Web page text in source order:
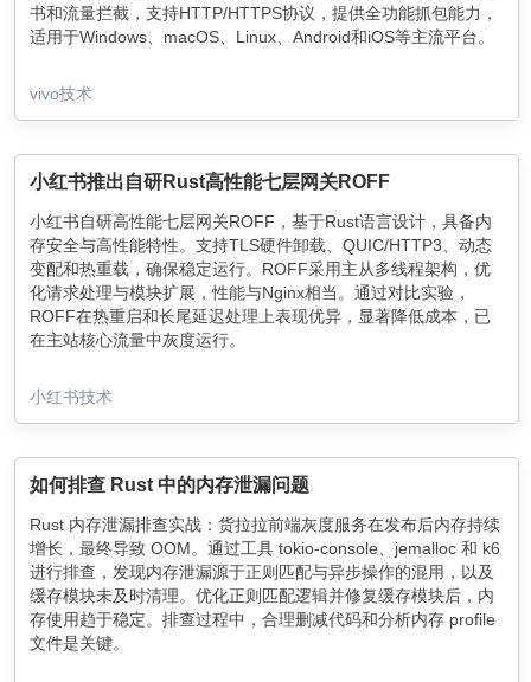
书和流量拦截，支持HTTP/HTTPS协议，提供全功能抓包能力，
适用于Windows、macOS、Linux、Android和iOS等主流平台。
vivo技术
小红书推出自研Rust高性能七层网关ROFF
小红书自研高性能七层网关ROFF，基于Rust语言设计，具备内
存安全与高性能特性。支持TLS硬件卸载、QUIC/HTTP3、动态
变配和热重载，确保稳定运行。ROFF采用主从多线程架构，优
化请求处理与模块扩展，性能与Nginx相当。通过对比实验，
ROFF在热重启和长尾延迟处理上表现优异，显著降低成本，已
在主站核心流量中灰度运行。
小红书技术
如何排查 Rust 中的内存泄漏问题
Rust 内存泄漏排查实战：货拉拉前端灰度服务在发布后内存持续
增长，最终导致 OOM。通过工具 tokio-console、jemalloc 和 k6
进行排查，发现内存泄漏源于正则匹配与异步操作的混用，以及
缓存模块未及时清理。优化正则匹配逻辑并修复缓存模块后，内
存使用趋于稳定。排查过程中，合理删减代码和分析内存 profile
文件是关键。